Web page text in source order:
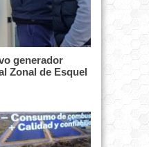
generador
Zonal de Esquel